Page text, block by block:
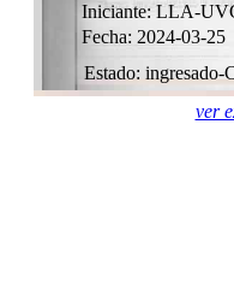
Fecha: 2024-03-25
Estado: ingresado-
Iniciante: LLA-
ver